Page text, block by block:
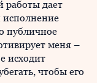
работы дает
исполнение
публичное
меня –
исходит
чтобы его